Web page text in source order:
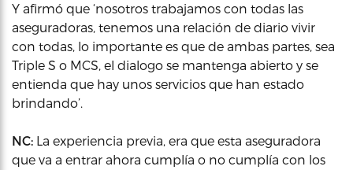
Y afirmó que ‘nosotros trabajamos con todas las
aseguradoras, tenemos una relación de diario vivir
con todas, lo importante es que de ambas partes, sea
Triple S o MCS, el dialogo se mantenga abierto y se
entienda que hay unos servicios que han estado
brindando’.
NC: La experiencia previa, era que esta aseguradora
que va a entrar ahora cumplía o no cumplía con los